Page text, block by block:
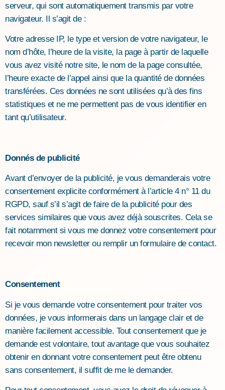
serveur, qui sont automatiquement transmis par votre
navigateur. Il s’agit de :
Votre adresse IP, le type et version de votre navigateur, le
nom d’hôte, l’heure de la visite, la page à partir de laquelle
vous avez visité notre site, le nom de la page consultée,
l’heure exacte de l’appel ainsi que la quantité de données
transférées. Ces données ne sont utilisées qu’à des fins
statistiques et ne me permettent pas de vous identifier en
tant qu’utilisateur.
Donnés de publicité
Avant d’envoyer de la publicité, je vous demanderais votre
consentement explicite conformément à l’article 4 n° 11 du
RGPD, sauf s’il s’agit de faire de la publicité pour des
services similaires que vous avez déjà souscrites. Cela se
fait notamment si vous me donnez votre consentement pour
recevoir mon newsletter ou remplir un formulaire de contact.
Consentement
Si je vous demande votre consentement pour traiter vos
données, je vous informerais dans un langage clair et de
manière facilement accessible. Tout consentement que je
demande est volontaire, tout avantage que vous souhaitez
obtenir en donnant votre consentement peut être obtenu
sans consentement, il suffit de me le demander.